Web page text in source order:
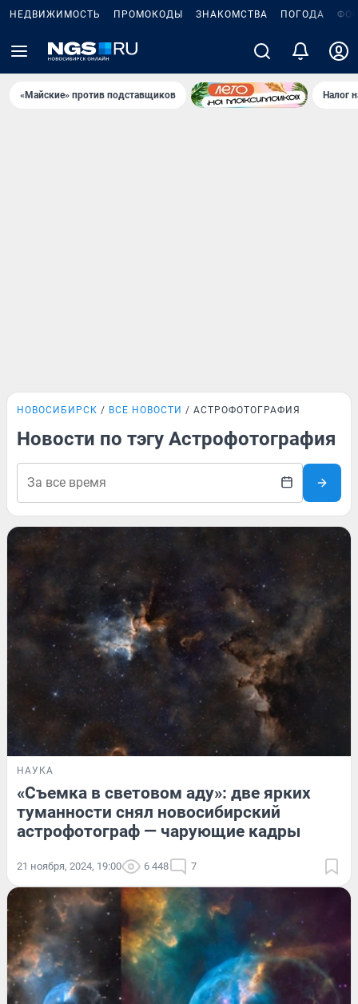
НЕДВИЖИМОСТЬ ПРОМОКОДЫ ЗНАКОМСТВА ПОГОДА
«Майские» против подставщиков Налог
НОВОСИБИРСК ВСЕ НОВОСТИ АСТРОФОТОГРАФИЯ
Новости по тэгу Астрофотография
НАУКА
«Съемка в световом аду»: две ярких
туманности снял новосибирский
астрофотограф — чарующие кадры
21 ноября, 2024, 19:00 6 448 7